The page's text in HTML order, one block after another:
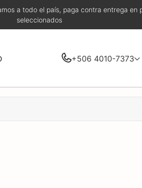
a todo el país, paga contra entrega en
seleccionados
+506 4010-7373